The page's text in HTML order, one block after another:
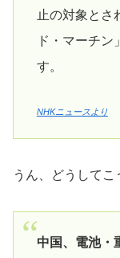
止の対象とさ
ド・マーチ
す。
NHKニュースより
うん、どうしてこ
中国、電池・